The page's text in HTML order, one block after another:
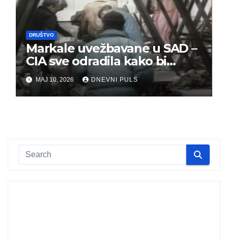
DRUŠTVO
Markale uvežbavane u SAD –
CIA sve odradila kako bi
optužili Srbe
MAJ 10, 2026 DNEVNI PULS